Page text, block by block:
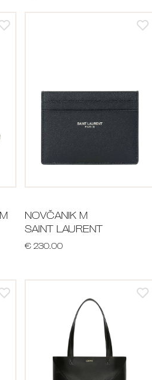
NOVČANIK M
SAINT LAURENT
€ 230.00